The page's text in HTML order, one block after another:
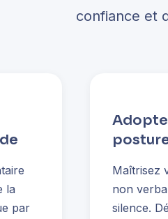
confiance et
la
par
Maîtrisez
non
silence.